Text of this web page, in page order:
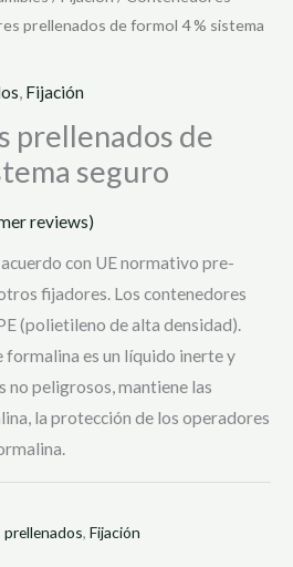
prellenados de formol 4 % sistema
, Fijación
prellenados de
seguro
reviews)
con UE normativo pre-
fijadores. Los contenedores
(polietileno de alta densidad).
formalina es un líquido inerte y
peligrosos, mantiene las
la protección de los operadores
, Fijación